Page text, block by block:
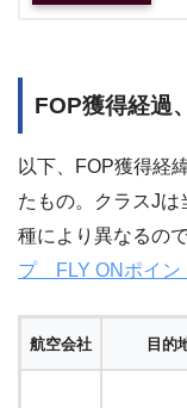
FOP獲得経過
以下、FOP獲得経緯
たもの。クラスJ
種により異なるの
プ FLY ONポイン
航空会社 目的